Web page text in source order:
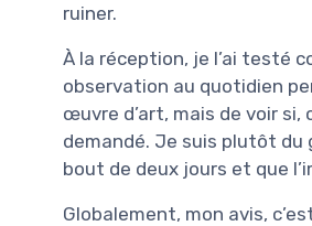
ruiner.
À la réception, je l’ai testé
observation au quotidien
œuvre d’art, mais de voir
demandé. Je suis plutôt du
bout de deux jours et que
Globalement, mon avis,